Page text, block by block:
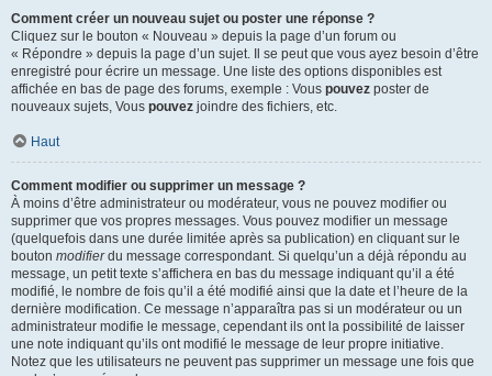
Comment créer un nouveau sujet ou poster une réponse ?
Cliquez sur le bouton « Nouveau » depuis la page d’un forum ou
« Répondre » depuis la page d’un sujet. Il se peut que vous ayez besoin d’être
enregistré pour écrire un message. Une liste des options disponibles est
affichée en bas de page des forums, exemple : Vous pouvez poster de
nouveaux sujets, Vous pouvez joindre des fichiers, etc.
Haut
Comment modifier ou supprimer un message ?
À moins d’être administrateur ou modérateur, vous ne pouvez modifier ou
supprimer que vos propres messages. Vous pouvez modifier un message
(quelquefois dans une durée limitée après sa publication) en cliquant sur le
bouton modifierdu message correspondant. Si quelqu’un a déjà répondu au
message, un petit texte s’affichera en bas du message indiquant qu’il a été
modifié, le nombre de fois qu’il a été modifié ainsi que la date et l’heure de la
dernière modification. Ce message n’apparaîtra pas si un modérateur ou un
administrateur modifie le message, cependant ils ont la possibilité de laisser
une note indiquant qu’ils ont modifié le message de leur propre initiative.
Notez que les utilisateurs ne peuvent pas supprimer un message une fois que